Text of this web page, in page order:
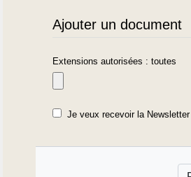
Ajouter un document
Extensions autorisées : toutes
Je veux recevoir la Newsletter